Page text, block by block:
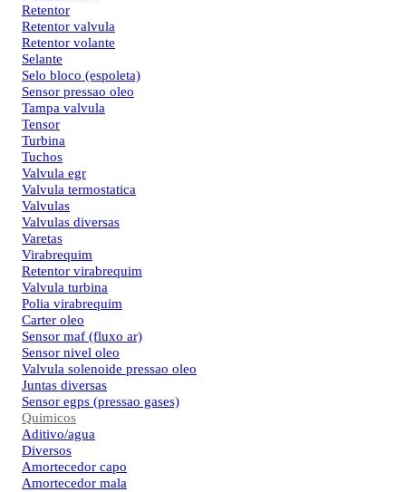
Retentor
Retentor valvula
Retentor volante
Selante
Selo bloco (espoleta)
Sensor pressao oleo
Tampa valvula
Tensor
Turbina
Tuchos
Valvula egr
Valvula termostatica
Valvulas
Valvulas diversas
Varetas
Virabrequim
Retentor virabrequim
Valvula turbina
Polia virabrequim
Carter oleo
Sensor maf (fluxo ar)
Sensor nivel oleo
Valvula solenoide pressao oleo
Juntas diversas
Sensor egps (pressao gases)
Quimicos
Aditivo/agua
Diversos
Amortecedor capo
Amortecedor mala